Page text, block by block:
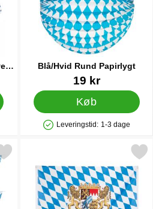
Blå/Hvid Rund Papirlygt
Varenr 4372519 kr
Køb
Produkttilgængelighed: På lager
Leveringstid: 1-3 dage
Ternet 10 m som favorit
Markér oktoberfest Stof